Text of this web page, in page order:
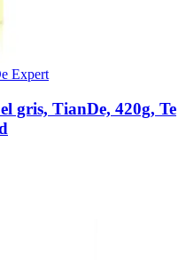
Expert
gris, TianDe, 420g, Te